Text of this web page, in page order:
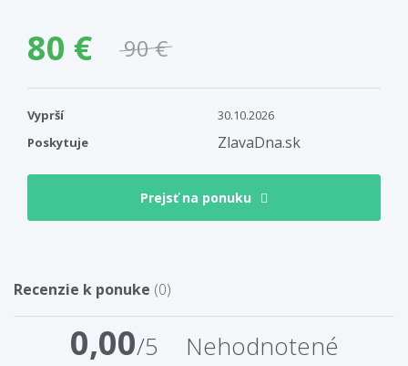
80 € 90 €
Vyprší
30.10.2026
Poskytuje
ZlavaDna.sk
Prejsť na ponuku
Recenzie k ponuke (0)
0,00/5 Nehodnotené